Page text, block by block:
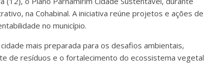
na Cohabinal. A iniciativa reúne projetos e ações de
no município.
mais preparada para os desafios ambientais,
de resíduos e o fortalecimento do ecossistema vegetal